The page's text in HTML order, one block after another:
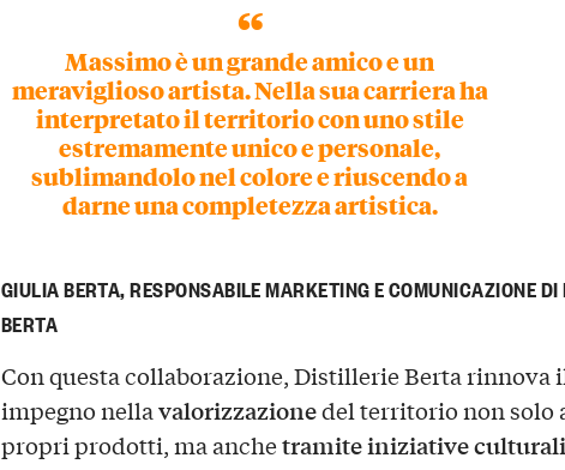
Massimo è un grande amico e un
meraviglioso artista. Nella sua carriera ha
interpretato il territorio con uno stile
estremamente unico e personale,
sublimandolo nel colore e riuscendo a
darne una completezza artistica.
GIULIA BERTA, RESPONSABILE MARKETING E COMUNICAZIONE
BERTA
Con questa collaborazione, Distillerie Berta rinnova
impegno nellavalorizzazionedel territorio non solo
propri prodotti, ma anchetramite iniziative culturali